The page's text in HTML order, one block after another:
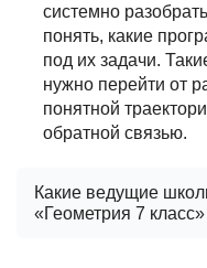
системно
понять, какие
под их задачи.
нужно перейти от
понятной
обратной связью.
Какие ведущие
«Геометрия 7